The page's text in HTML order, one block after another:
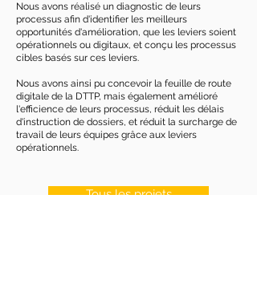
Nous avons réalisé un diagnostic de leurs
processus afin d'identifier les meilleurs
opportunités d'amélioration, que les leviers soient
opérationnels ou digitaux, et conçu les processus
cibles basés sur ces leviers.
Nous avons ainsi pu concevoir la feuille de route
digitale de la DTTP, mais également amélioré
l'efficience de leurs processus, réduit les délais
d'instruction de dossiers, et réduit la surcharge de
travail de leurs équipes grâce aux leviers
opérationnels.
Tous les projets